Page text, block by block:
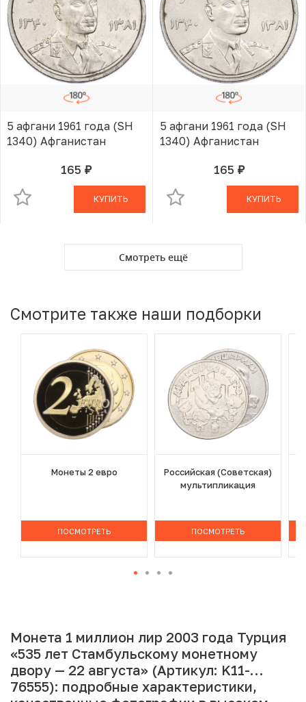
5 афгани 1961 года (SH
1340) Афганистан
165 руб.В КОРЗИНЕ
КУПИТЬ
5 афгани 1961 года (SH
1340) Афганистан
165 руб.В КОРЗИНЕ
КУПИТЬ
Смотреть ещё
Смотрите также наши подборки
Монеты 2 евро
ПОСМОТРЕТЬ
Российская (Советская)
мультипликация
ПОСМОТРЕТЬ
Монета 1 миллион лир 2003 года Турция
«535 лет Стамбульскому монетному
двору — 22 августа» (Артикул: K11-
76555): подробные характеристики,